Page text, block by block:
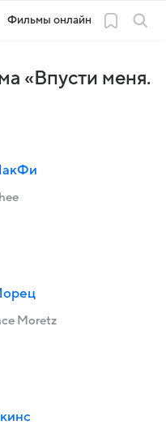
Фильмы онлайн
«Впусти меня.
Moretz